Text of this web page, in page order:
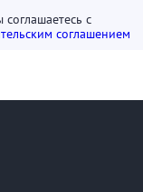
с
соглашением